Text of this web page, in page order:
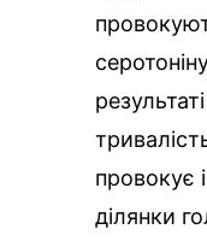
провокує
ділянки